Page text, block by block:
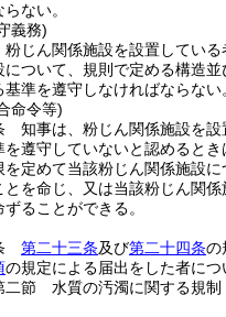
ない。
義務)
粉じん関係施設を設置してい
について、規則で定める構造
基準を遵守しなければならない
命令等)
知事は、粉じん関係施設を
を遵守していないと認めると
を定めて当該粉じん関係施設に
とを命じ、又は当該粉じん関
ることができる。
第二十三条及び第二十四条の
の規定による届出をした者につ
二節
水質の汚濁に関する規制